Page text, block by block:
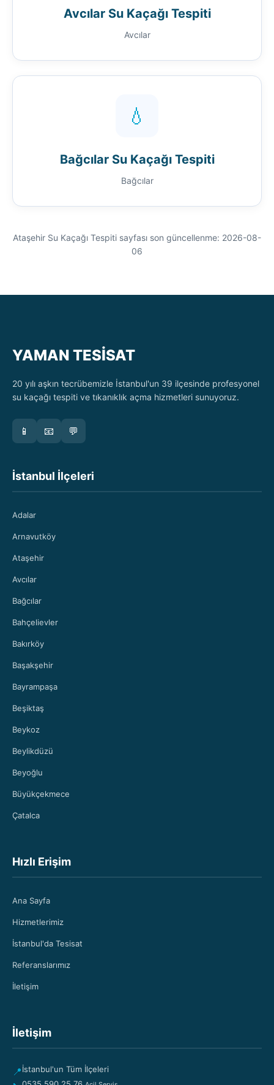
Avcılar Su Kaçağı Tespiti
Avcılar
💧
Bağcılar Su Kaçağı Tespiti
Bağcılar
Ataşehir Su Kaçağı Tespiti sayfası son güncellenme: 2026-08-
06
YAMAN TESİSAT
20 yılı aşkın tecrübemizle İstanbul'un 39 ilçesinde profesyonel
su kaçağı tespiti ve tıkanıklık açma hizmetleri sunuyoruz.
📱 📧 💬
İstanbul İlçeleri
Adalar
Arnavutköy
Ataşehir
Avcılar
Bağcılar
Bahçelievler
Bakırköy
Başakşehir
Bayrampaşa
Beşiktaş
Beykoz
Beylikdüzü
Beyoğlu
Büyükçekmece
Çatalca
Hızlı Erişim
Ana Sayfa
Hizmetlerimiz
İstanbul'da Tesisat
Referanslarımız
İletişim
İletişim
📍İstanbul'un Tüm İlçeleri